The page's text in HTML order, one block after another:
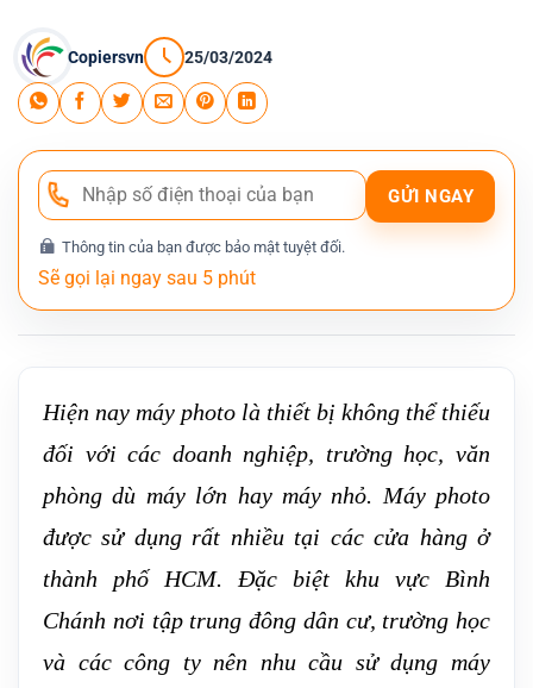
Copiersvn 25/03/2024
Thông tin của bạn được bảo mật tuyệt đối.
Hiện nay máy photo là thiết bị không thể thiếu
đối với các doanh nghiệp, trường học, văn
phòng dù máy lớn hay máy nhỏ. Máy photo
được sử dụng rất nhiều tại các cửa hàng ở
thành phố HCM. Đặc biệt khu vực Bình
Chánh nơi tập trung đông dân cư, trường học
và các công ty nên nhu cầu sử dụng máy